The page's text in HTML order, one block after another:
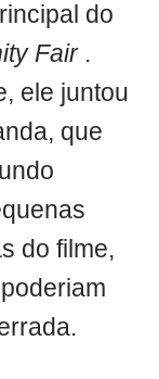
do
Fair .
ele juntou
que
do filme,